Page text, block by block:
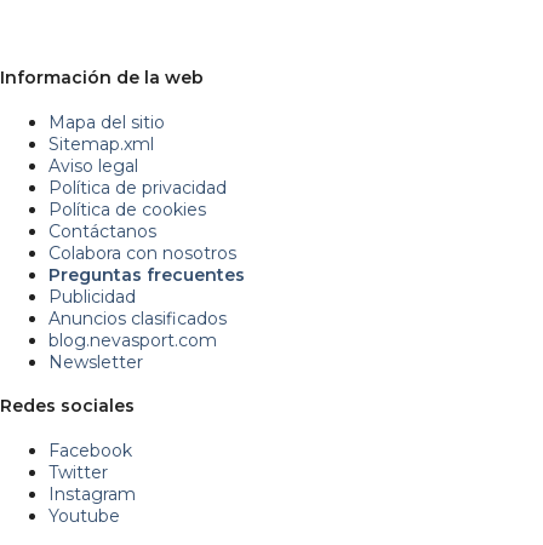
Información de la web
Mapa del sitio
Sitemap.xml
Aviso legal
Política de privacidad
Política de cookies
Contáctanos
Colabora con nosotros
Preguntas frecuentes
Publicidad
Anuncios clasificados
blog.nevasport.com
Newsletter
Redes sociales
Facebook
Twitter
Instagram
Youtube